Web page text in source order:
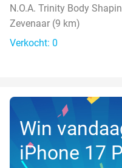
N.O.A. Trinity Body
Zevenaar (9 km)
Verkocht: 0
Win
iPhone 17